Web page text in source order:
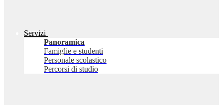
Servizi
Panoramica
Famiglie e studenti
Personale scolastico
Percorsi di studio